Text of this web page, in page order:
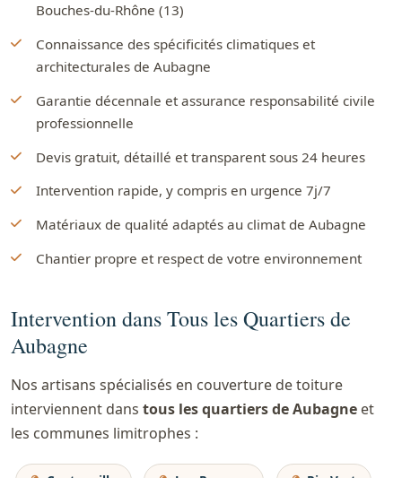
Bouches-du-Rhône (13)
Connaissance des spécificités climatiques et
architecturales de Aubagne
Garantie décennale et assurance responsabilité civile
professionnelle
Devis gratuit, détaillé et transparent sous 24 heures
Intervention rapide, y compris en urgence 7j/7
Matériaux de qualité adaptés au climat de Aubagne
Chantier propre et respect de votre environnement
Intervention dans Tous les Quartiers de
Aubagne
Nos artisans spécialisés en couverture de toiture
interviennent dans tous les quartiers de Aubagne et
les communes limitrophes :